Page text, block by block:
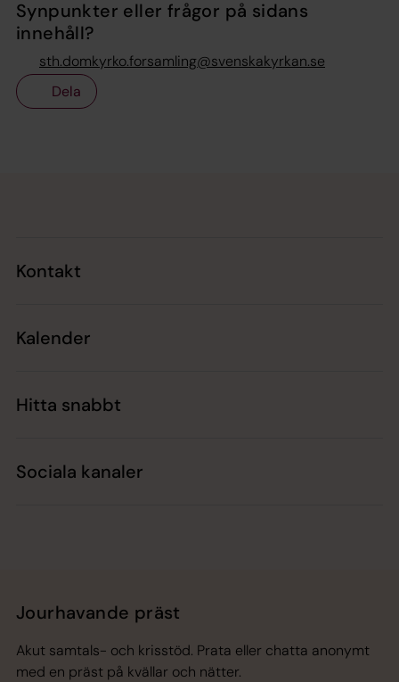
Synpunkter eller frågor på sidans
innehåll?
sth.domkyrko.forsamling@svenskakyrkan.se
Dela
Kontakt
Kalender
Hitta snabbt
Sociala kanaler
Jourhavande präst
Akut samtals- och krisstöd. Prata eller chatta anonymt
med en präst på kvällar och nätter.